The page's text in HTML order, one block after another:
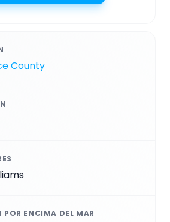
County
POR ENCIMA DEL MAR